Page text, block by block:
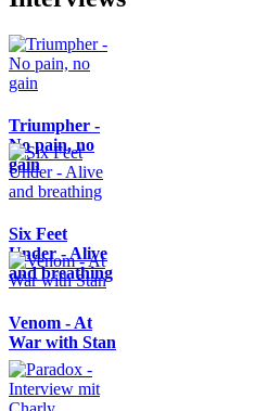
Triumpher -
No pain, no
gain
Six Feet
Under - Alive
and breathing
Venom - At
War with Stan